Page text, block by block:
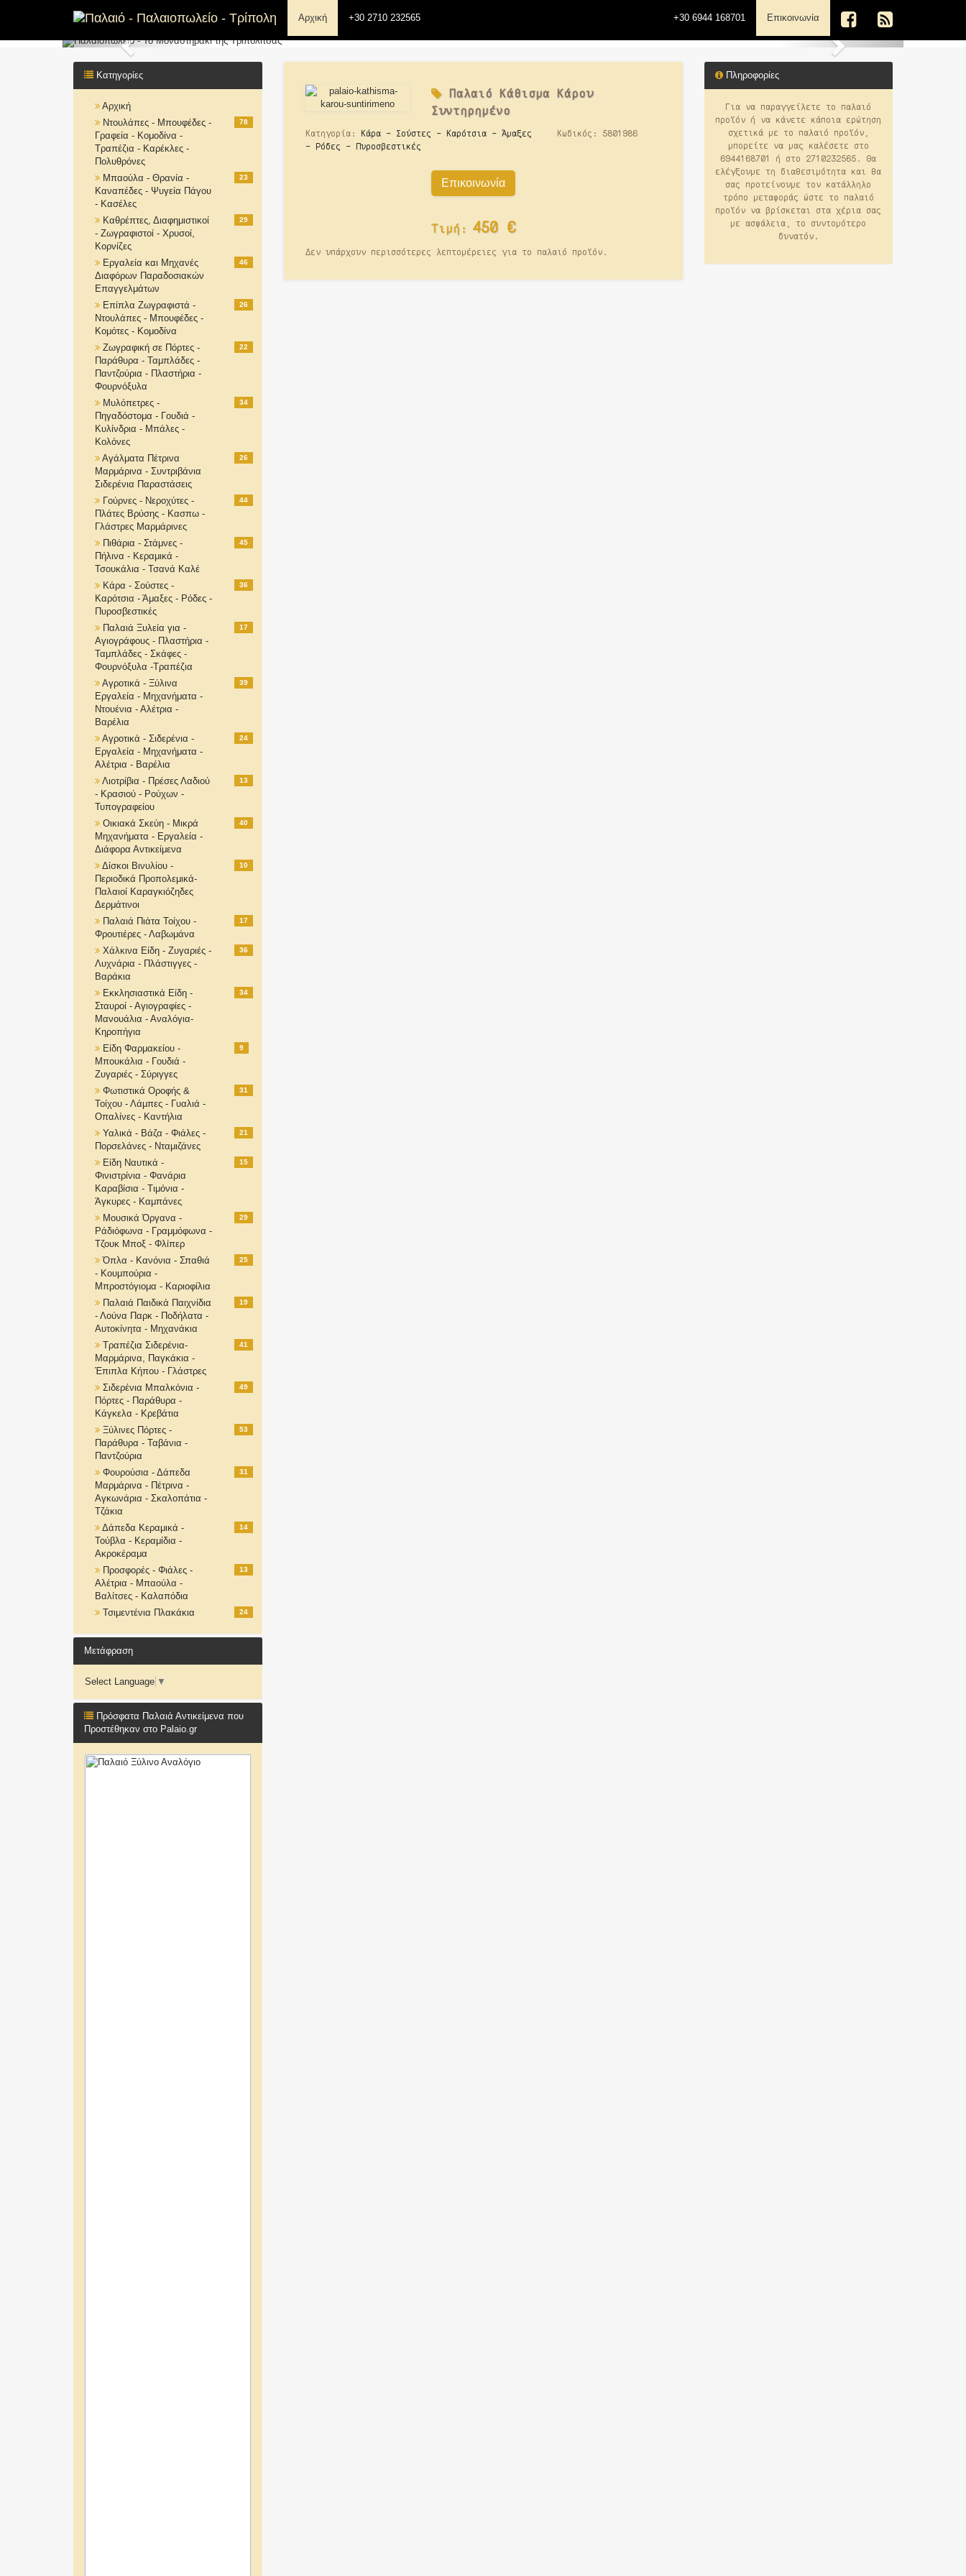
Αρχική +30 2710 232565 +30 6944 168701 Επικοινωνία (current)
Previous Next
Κατηγορίες
Αρχική
Ντουλάπες - Μπουφέδες -
Γραφεία - Κομοδίνα -
Τραπέζια - Καρέκλες -
Πολυθρόνες
78
Μπαούλα - Θρανία -
Καναπέδες - Ψυγεία Πάγου
- Κασέλες
23
Καθρέπτες, Διαφημιστικοί
- Ζωγραφιστοί - Χρυσοί,
Κορνίζες
29
Εργαλεία και Μηχανές
Διαφόρων Παραδοσιακών
Επαγγελμάτων
46
Επίπλα Ζωγραφιστά -
Ντουλάπες - Μπουφέδες -
Κομότες - Κομοδίνα
26
Ζωγραφική σε Πόρτες -
Παράθυρα - Ταμπλάδες -
Παντζούρια - Πλαστήρια -
Φουρνόξυλα
22
Μυλόπετρες -
Πηγαδόστομα - Γουδιά -
Κυλίνδρια - Μπάλες -
Κολόνες
34
Αγάλματα Πέτρινα
Μαρμάρινα - Συντριβάνια
Σιδερένια Παραστάσεις
26
Γούρνες - Νεροχύτες -
Πλάτες Βρύσης - Κασπω -
Γλάστρες Μαρμάρινες
44
Πιθάρια - Στάμνες -
Πήλινα - Κεραμικά -
Τσουκάλια - Τσανά Καλέ
45
Κάρα - Σούστες -
Καρότσια - Άμαξες - Ρόδες -
Πυροσβεστικές
36
Παλαιά Ξυλεία για -
Αγιογράφους - Πλαστήρια -
Ταμπλάδες - Σκάφες -
Φουρνόξυλα -Τραπέζια
17
Αγροτικά - Ξύλινα
Εργαλεία - Μηχανήματα -
Ντουένια - Αλέτρια -
Βαρέλια
39
Αγροτικά - Σιδερένια -
Εργαλεία - Μηχανήματα -
Αλέτρια - Βαρέλια
24
Λιοτρίβια - Πρέσες Λαδιού
- Κρασιού - Ρούχων -
Τυπογραφείου
13
Οικιακά Σκεύη - Μικρά
Μηχανήματα - Εργαλεία -
Διάφορα Αντικείμενα
40
Δίσκοι Βινυλίου -
Περιοδικά Προπολεμικά-
Παλαιοί Καραγκιόζηδες
Δερμάτινοι
10
Παλαιά Πιάτα Τοίχου -
Φρουτιέρες - Λαβωμάνα
17
Χάλκινα Είδη - Ζυγαριές -
Λυχνάρια - Πλάστιγγες -
Βαράκια
36
Εκκλησιαστικά Είδη -
Σταυροί - Αγιογραφίες -
Μανουάλια - Αναλόγια-
Κηροπήγια
34
Είδη Φαρμακείου -
Μπουκάλια - Γουδιά -
Ζυγαριές - Σύριγγες
9
Φωτιστικά Οροφής &
Τοίχου - Λάμπες - Γυαλιά -
Οπαλίνες - Καντήλια
31
Υαλικά - Βάζα - Φιάλες -
Πορσελάνες - Νταμιζάνες
21
Είδη Ναυτικά -
Φινιστρίνια - Φανάρια
Καραβίσια - Τιμόνια -
Άγκυρες - Καμπάνες
15
Μουσικά Όργανα -
Ράδιόφωνα - Γραμμόφωνα -
Τζουκ Μποξ - Φλίπερ
29
Όπλα - Κανόνια - Σπαθιά
- Κουμπούρια -
Μπροστόγιομα - Καριοφίλια
25
Παλαιά Παιδικά Παιχνίδια
- Λούνα Παρκ - Ποδήλατα -
Αυτοκίνητα - Μηχανάκια
19
Τραπέζια Σιδερένια-
Μαρμάρινα, Παγκάκια -
Έπιπλα Κήπου - Γλάστρες
41
Σιδερένια Μπαλκόνια -
Πόρτες - Παράθυρα -
Κάγκελα - Κρεβάτια
49
Ξύλινες Πόρτες -
Παράθυρα - Ταβάνια -
Παντζούρια
53
Φουρούσια - Δάπεδα
Μαρμάρινα - Πέτρινα -
Αγκωνάρια - Σκαλοπάτια -
Τζάκια
31
Δάπεδα Κεραμικά -
Τούβλα - Κεραμίδια -
Ακροκέραμα
14
Προσφορές - Φιάλες -
Αλέτρια - Μπαούλα -
Βαλίτσες - Καλαπόδια
13
Τσιμεντένια Πλακάκια 24
Μετάφραση
Select Language ▼
Πρόσφατα Παλαιά Αντικείμενα που
Προστέθηκαν στο Palaio.gr
ΠαλαιόΚάθισμα Κάρου
Συντηρημένο
Κατηγορία: Κάρα - Σούστες - Καρότσια - Άμαξες
- Ρόδες - Πυροσβεστικές
Κωδικός: 5801986
Επικοινωνία
Τιμή: 450€
Δεν υπάρχουν περισσότερες λεπτομέρειες για το παλαιό προϊόν.
Πληροφορίες
Για να παραγγείλετε το παλαιό
προϊόν ή να κάνετε κάποια ερώτηση
σχετικά με το παλαιό προϊόν,
μπορείτε να μας καλέσετε στο
6944168701 ή στο 2710232565. Θα
ελέγξουμε τη διαθεσιμότητα και θα
σας προτείνουμε τον κατάλληλο
τρόπο μεταφοράς ώστε το παλαιό
προϊόν να βρίσκεται στα χέρια σας
με ασφάλεια, το συντομότερο
δυνατόν.